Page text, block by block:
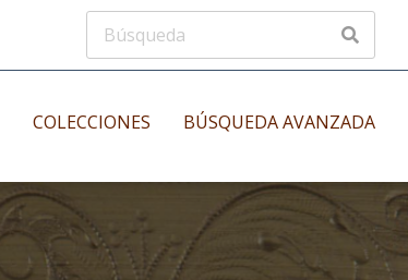
COLECCIONES
Manuscritos musicales
BÚSQUEDA AVANZADA